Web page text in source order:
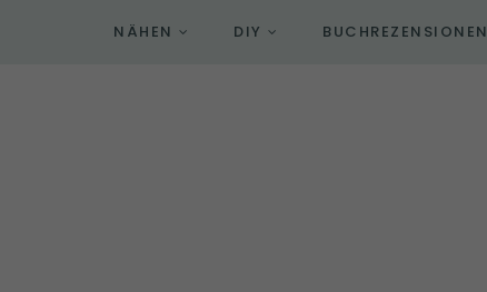
NÄHEN DIY BUCHREZENSIONEN